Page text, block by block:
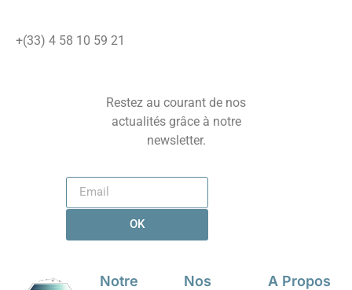
+(33) 4 58 10 59 21
Restez au courant de nos
actualités grâce à notre
newsletter.
OK
Notre
Nos
A Propos